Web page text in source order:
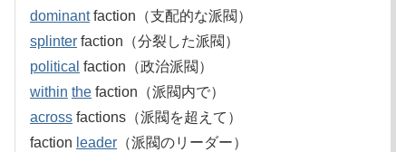
dominantfaction（支配的な派閥）
splinter faction（分裂した派閥）
political faction（政治派閥）
within the faction（派閥内で）
across factions（派閥を超えて）
faction leader （派閥のリーダー）